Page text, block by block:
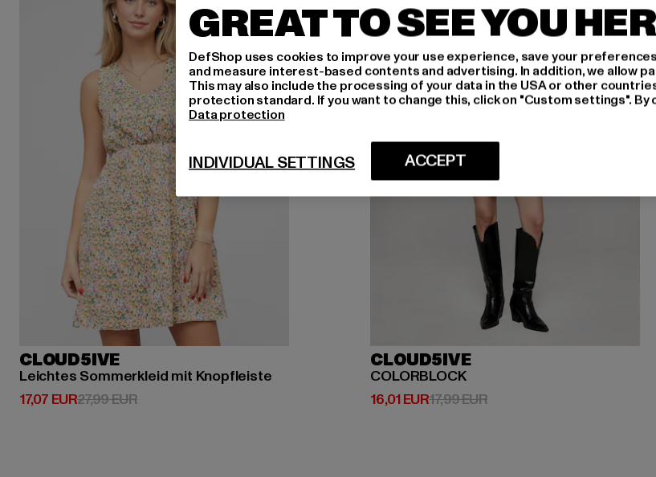
CLOUD5IVE
Leichtes Sommerkleid mit Knopfleiste
17,07 EUR
Prix courant: 17,07 EUR
27,99 EURPrix en promotion: 27,99 EUR
CLOUD5IVE
COLORBLOCK
16,01 EUR
Prix courant: 16,01 EUR
17,99 EURPrix en promotion: 17,99 EUR
GREAT TO SEE YOU
DefShop uses cookies to improve your use experience, save your
and measure interest-based contents and advertising. In addition, we allow
This may also include the processing of your data in the USA or other
protection standard. If you want to change this, click on "Custom settings". By
Data protection
ACCEPT
INDIVIDUAL SETTINGS